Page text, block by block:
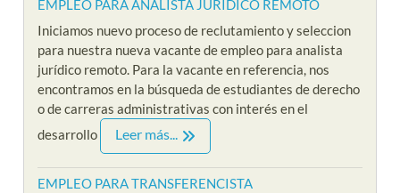
EMPLEO PARA ANALISTA JURIDICO REMOTO
Iniciamos nuevo proceso de reclutamiento y seleccion
para nuestra nueva vacante de empleo para analista
jurídico remoto. Para la vacante en referencia, nos
encontramos en la búsqueda de estudiantes de derecho
o de carreras administrativas con interés en el
desarrollo
Leer más...
EMPLEO PARA TRANSFERENCISTA